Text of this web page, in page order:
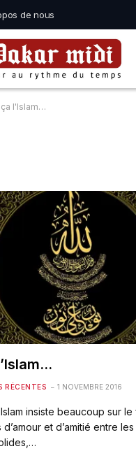
de nous
l'Islam…
RÉCENTES 1 NOVEMBRE 2016
insiste beaucoup sur
et d’amitié entre les